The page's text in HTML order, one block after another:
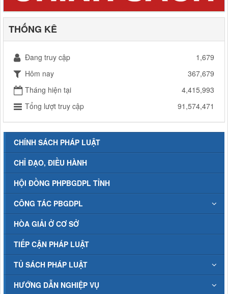
THỐNG KÊ
Đang truy cập
1,679
Hôm nay
367,679
Tháng hiện tại
4,415,993
Tổng lượt truy cập
91,574,471
CHÍNH SÁCH PHÁP LUẬT
CHỈ ĐẠO, ĐIỀU HÀNH
HỘI ĐỒNG PHPBGDPL TỈNH
CÔNG TÁC PBGDPL
HÒA GIẢI Ở CƠ SỞ
TIẾP CẬN PHÁP LUẬT
TỦ SÁCH PHÁP LUẬT
HƯỚNG DẪN NGHIỆP VỤ